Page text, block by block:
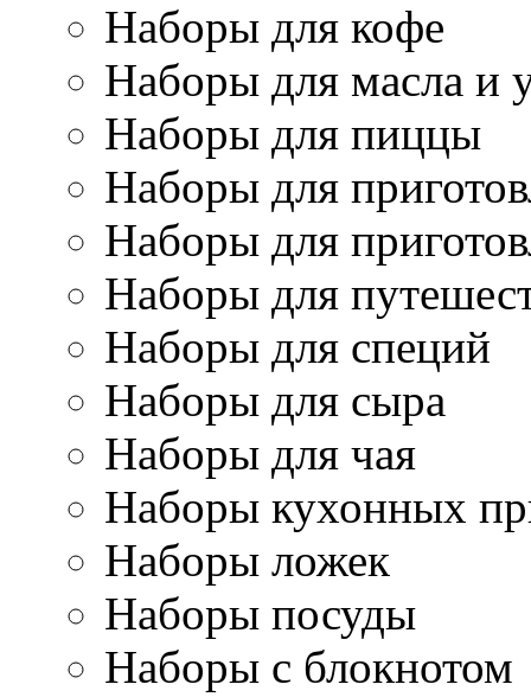
Наборы для кофе
Наборы для масла и
Наборы для пиццы
Наборы для
Наборы для
Наборы для
Наборы для специй
Наборы для сыра
Наборы для чая
Наборы кухонных
Наборы ложек
Наборы посуды
Наборы с блокнотом